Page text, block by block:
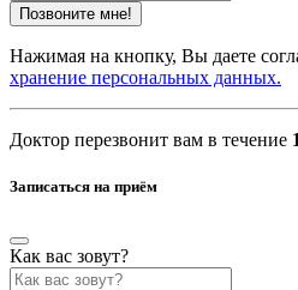
Нажимая на кнопку, Вы даете
хранение персональных данных.
Доктор перезвонит вам в течение
Записаться на приём
Как вас зовут?